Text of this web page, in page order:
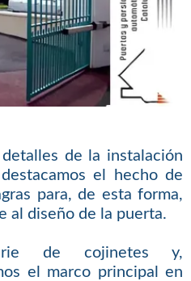
de la instalación
el hecho de
para, de esta forma,
al diseño de la puerta.
de cojinetes y,
el marco principal en